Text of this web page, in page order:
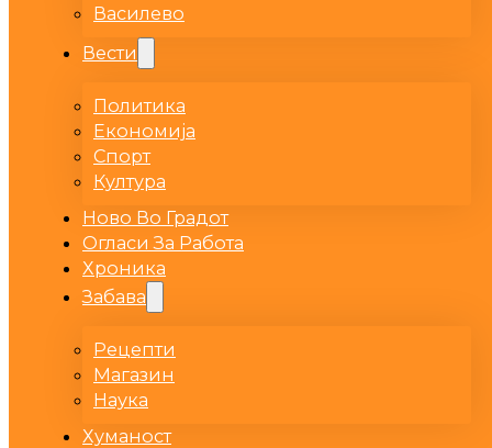
Василево
Вести
Политика
Економија
Спорт
Култура
Ново Во Градот
Огласи За Работа
Хроника
Забава
Рецепти
Магазин
Наука
Хуманост